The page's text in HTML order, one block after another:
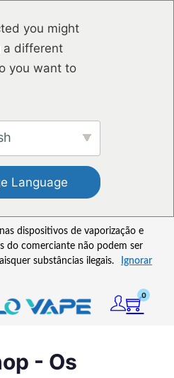
you might
a different
you want to
Language
dispositivos de vaporização e
do comerciante não podem ser
substâncias ilegais.
Ignorar
0
- Os